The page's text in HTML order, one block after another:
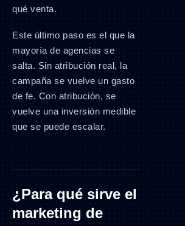
qué venta.
Este último paso es el que la
mayoría de agencias se
salta. Sin atribución real, la
campaña se vuelve un gasto
de fe. Con atribución, se
vuelve una inversión medible
que se puede escalar.
¿Para qué sirve el
marketing de